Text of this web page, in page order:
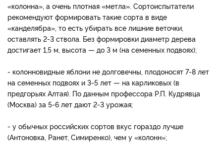
«колонна», а очень плотная «метла». Сортоиспытатели
рекомендуют формировать такие сорта в виде
«канделябра», то есть убирать все лишние веточки,
оставлять 2-3 ствола. Без формировки диаметр дерева
достигает 1,5 м, высота — до 3 м (на семенных подвоях);
- колонновидные яблони не долговечны, плодоносят 7-8 лет
на семенных подвоях и 3-5 лет — на карликовых (в
предгорьях Алтая). По данным профессора Р.П. Кудрявца
(Москва) за 5-6 лет дают 2-3 урожая;
- у обычных российских сортов вкус гораздо лучше
(Антоновка, Ранет, Симиренко), чем у «колонн»;